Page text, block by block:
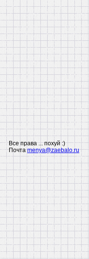
Все права ... похуй :)
Почтаmenya@zaebalo.ru